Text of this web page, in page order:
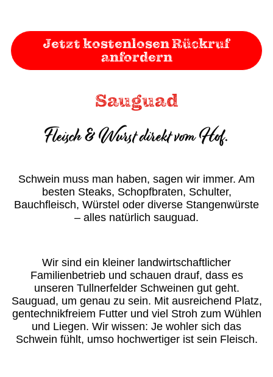
Jetzt kostenlosen Rückruf
anfordern
Sauguad
Fleisch & Wurst direkt vom Hof.
Schwein muss man haben, sagen wir immer. Am
besten Steaks, Schopfbraten, Schulter,
Bauchfleisch, Würstel oder diverse Stangenwürste
– alles natürlich sauguad.
Wir sind ein kleiner landwirtschaftlicher
Familienbetrieb und schauen drauf, dass es
unseren Tullnerfelder Schweinen gut geht.
Sauguad, um genau zu sein. Mit ausreichend Platz,
gentechnikfreiem Futter und viel Stroh zum Wühlen
und Liegen. Wir wissen: Je wohler sich das
Schwein fühlt, umso hochwertiger ist sein Fleisch.